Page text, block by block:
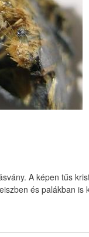
A képen tűs
és palákban